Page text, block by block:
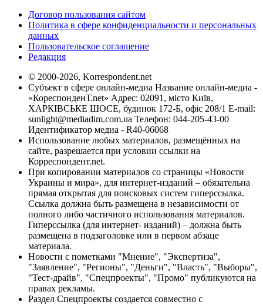
Договор пользования сайтом
Политика в сфере конфиденциальности и персональных
данных
Пользовательское соглашение
Редакция
© 2000-2026, Korrespondent.net
Субъект в сфере онлайн-медиа Название онлайн-медиа -
«КореспонденТ.net» Адрес: 02091, місто Київ,
ХАРКІВСЬКЕ ШОСЕ, будинок 172-Б, офіс 208/1 E-mail:
sunlight@mediadim.com.ua Телефон: 044-205-43-00
Идентификатор медиа - R40-06068
Использование любых материалов, размещённых на
сайте, разрешается при условии ссылки на
Корреспондент.net.
При копировании материалов со страницы «Новости
Украины и мира», для интернет-изданий – обязательна
прямая открытая для поисковых систем гиперссылка.
Ссылка должна быть размещена в независимости от
полного либо частичного использования материалов.
Гиперссылка (для интернет- изданий) – должна быть
размещена в подзаголовке или в первом абзаце
материала.
Новости с пометками "Мнение", "Экспертиза",
"Заявление", "Регионы", "Деньги", "Власть", "Выборы",
"Тест-драйв", "Спецпроекты", "Промо" публикуются на
правах рекламы.
Раздел Спецпроекты создается совместно с